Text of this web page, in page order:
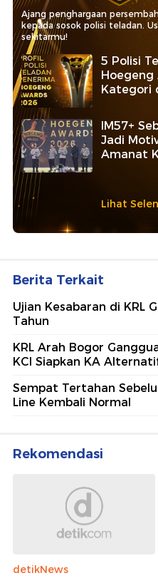
Ajang penghargaan
kepada sosok polisi teladan.
sekitarmu!
5 Polisi
Hoegeng
Kategori
IM57+
Jadi
Amanat
Lihat
Berita Terkait
Ujian Kesabaran di KRL
Tahun
KRL Arah Bogor
KCI Siapkan KA
Sempat Tertahan
Line Kembali Normal
Rekomendasi
detikNews